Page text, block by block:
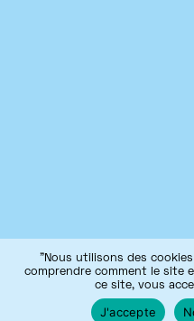
"Nous utilisons des
comprendre comment le site
ce site, vous
J'accepte